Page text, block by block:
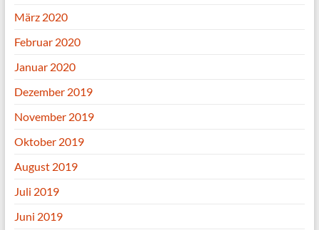
März 2020
Februar 2020
Januar 2020
Dezember 2019
November 2019
Oktober 2019
August 2019
Juli 2019
Juni 2019